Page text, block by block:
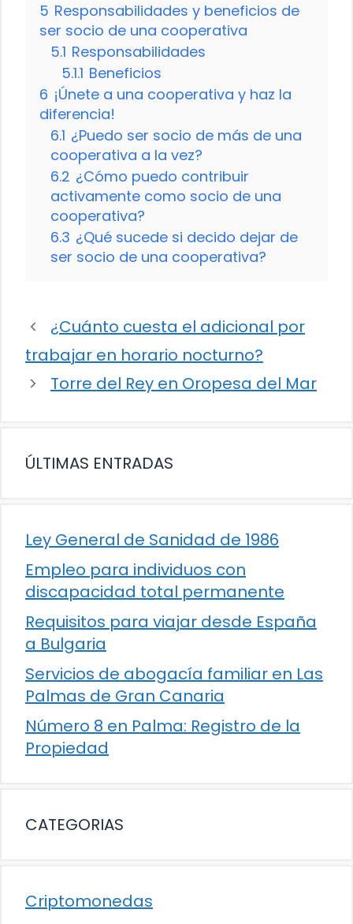
5 Responsabilidades y beneficios de
ser socio de una cooperativa
5.1 Responsabilidades
5.1.1 Beneficios
6 ¡Únete a una cooperativa y haz la
diferencia!
6.1 ¿Puedo ser socio de más de una
cooperativa a la vez?
6.2 ¿Cómo puedo contribuir
activamente como socio de una
cooperativa?
6.3 ¿Qué sucede si decido dejar de
ser socio de una cooperativa?
¿Cuánto cuesta el adicional por
trabajar en horario nocturno?
Torre del Rey en Oropesa del Mar
ÚLTIMAS ENTRADAS
Ley General de Sanidad de 1986
Empleo para individuos con
discapacidad total permanente
Requisitos para viajar desde España
a Bulgaria
Servicios de abogacía familiar en Las
Palmas de Gran Canaria
Número 8 en Palma: Registro de la
Propiedad
CATEGORIAS
Criptomonedas